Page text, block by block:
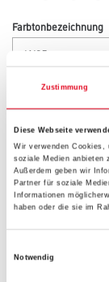
Zustimmung
Diese Webseite
Wir verwenden Cookies,
soziale Medien anbieten
Außerdem geben wir
Partner für soziale
Informationen
haben oder die sie im
Notwendig
Farbtonbezeichnung
Glanzgrad
Gebinde